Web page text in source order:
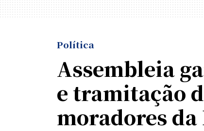
Política
Assembleia
e tramitação
moradores da